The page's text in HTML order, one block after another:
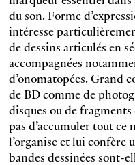
du son. Forme
intéresse
de dessins articulés en
accompagnées
d’onomatopées. Grand
de BD comme de
disques ou de
pas d’accumuler tout
l’organise et lui confère
bandes dessinées sont-